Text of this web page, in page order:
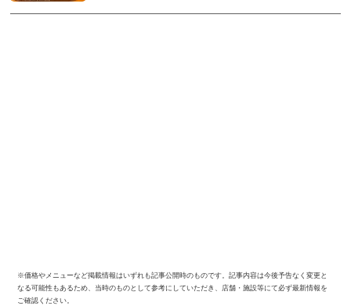
※価格やメニューなど掲載情報はいずれも記事公開時のものです。記事内容は今後予告なく変更と
なる可能性もあるため、当時のものとして参考にしていただき、店舗・施設等にて必ず最新情報を
ご確認ください。